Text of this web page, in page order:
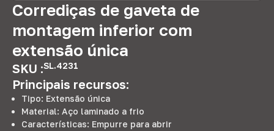
Corrediças de gaveta de
montagem inferior com
extensão única
SKU :SL.4231
Principais recursos:
Tipo: Extensão única
Material: Aço laminado a frio
Características: Empurre para abrir